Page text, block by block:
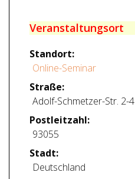
Veranstaltungsort
Standort:
Online-Seminar
Straße:
Adolf-Schmetzer-Str. 2-4
Postleitzahl:
93055
Stadt:
Deutschland